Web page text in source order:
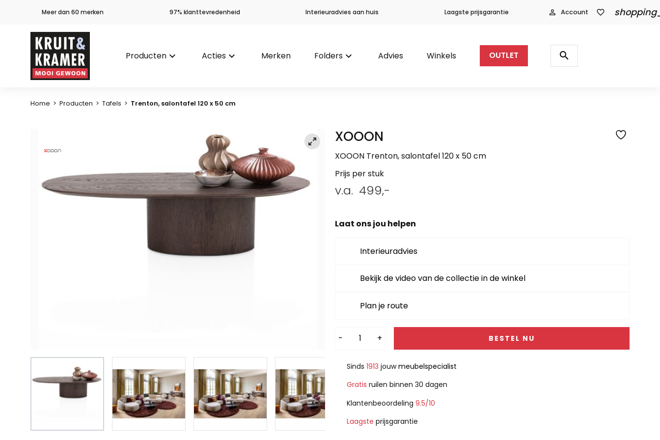
Meer dan 60 merken 97% klanttevredenheid Interieuradvies aan huis Laagste prijsgarantie person_outline Account favorite_border
Producten keyboard_arrow_down Acties keyboard_arrow_down Merken Folders keyboard_arrow_down Advies Winkels OUTLET
Producten
zoeken
search
Home > Producten > Tafels > Trenton, salontafel 120 x 50 cm
XOOON
XOOON Trenton, salontafel 120 x 50 cm
Prijs per stuk
v.a. 499,-
Laat ons jou helpen
Interieuradvies
Bekijk de video van de collectie in de winkel
Plan je route
- + BESTEL NU
Alternative:
Sinds 1913 jouwmeubelspecialist
Gratis ruilen binnen 30 dagen
Klantenbeoordeling 9.5/10
Laagste prijsgarantie